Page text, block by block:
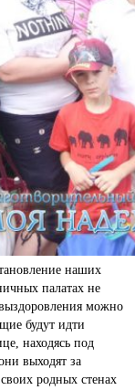
наших
палатах не
можно
будут идти
находясь под
выходят за
родных стенах